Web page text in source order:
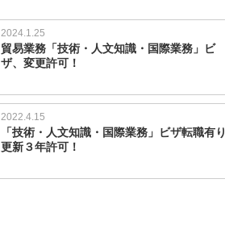
2024.1.25
貿易業務「技術・人文知識・国際業務」ビ
ザ、変更許可！
2022.4.15
「技術・人文知識・国際業務」ビザ転職有り
更新３年許可！